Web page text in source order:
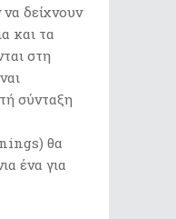
δείχνουν
και τα
στη
σύνταξη
θα
ένα για